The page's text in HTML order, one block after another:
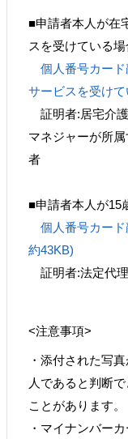
■申請者本人が在
スを受けている場
個人番号カー
サービスを受け
証明者:居宅介
マネジャーが所
者
■申請者本人が15
個人番号カー
約43KB)
証明者:法定代
<注意事項>
・添付された写
人であると判断
ことがあります。
・マイナンバー